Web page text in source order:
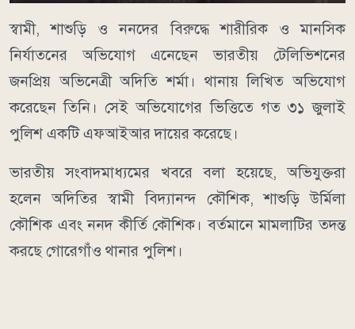
স্বামী, শাশুড়ি ও ননদের বিরুদ্ধে শারীরিক ও মানসিক
নির্যাতনের অভিযোগ এনেছেন ভারতীয় টেলিভিশনের
জনপ্রিয় অভিনেত্রী অদিতি শর্মা। থানায় লিখিত অভিযোগ
করেছেন তিনি। সেই অভিযোগের ভিত্তিতে গত ৩১ জুলাই
পুলিশ একটি এফআইআর দায়ের করেছে।
ভারতীয় সংবাদমাধ্যমের খবরে বলা হয়েছে, অভিযুক্তরা
হলেন অদিতির স্বামী বিদ্যানন্দ কৌশিক, শাশুড়ি উর্মিলা
কৌশিক এবং ননদ কীর্তি কৌশিক। বর্তমানে মামলাটির তদন্ত
করছে গোরেগাঁও থানার পুলিশ।